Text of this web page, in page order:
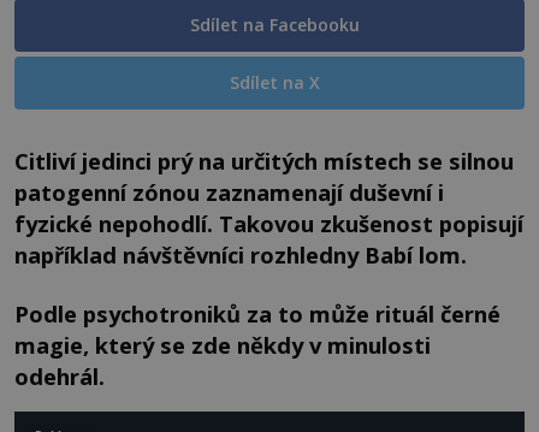
Sdílet na Facebooku
Sdílet na X
Citliví jedinci prý na určitých místech se silnou
patogenní zónou zaznamenají duševní i
fyzické nepohodlí. Takovou zkušenost popisují
například návštěvníci rozhledny Babí lom.
Podle psychotroniků za to může rituál černé
magie, který se zde někdy v minulosti
odehrál.